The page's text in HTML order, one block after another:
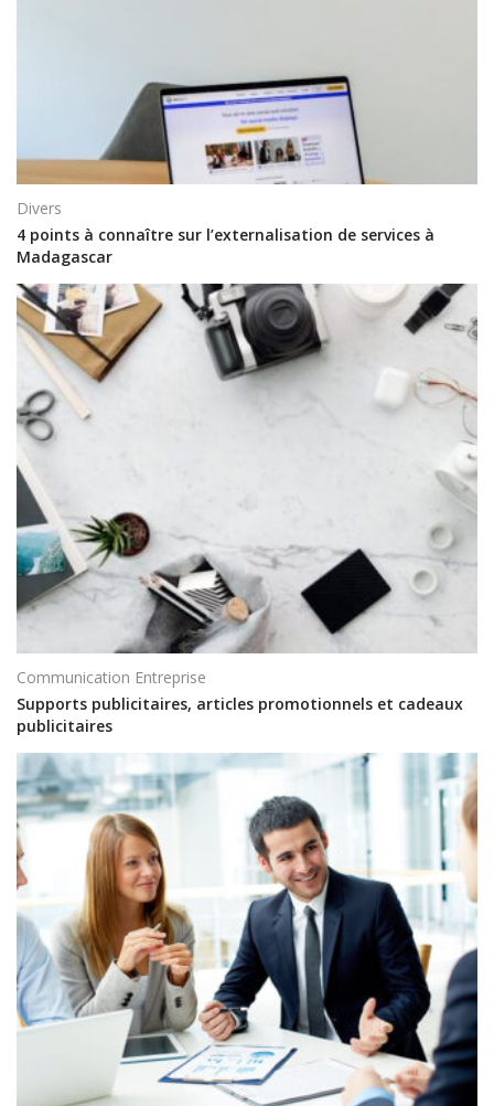
Divers
4 points à connaître sur l’externalisation de services à
Madagascar
Communication Entreprise
Supports publicitaires, articles promotionnels et cadeaux
publicitaires